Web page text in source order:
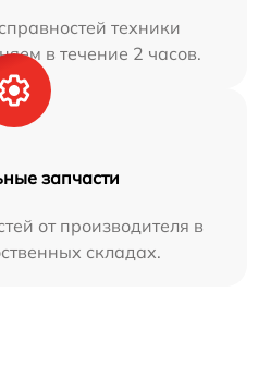
техники
в течение 2 часов.
запчасти
от производителя в
складах.